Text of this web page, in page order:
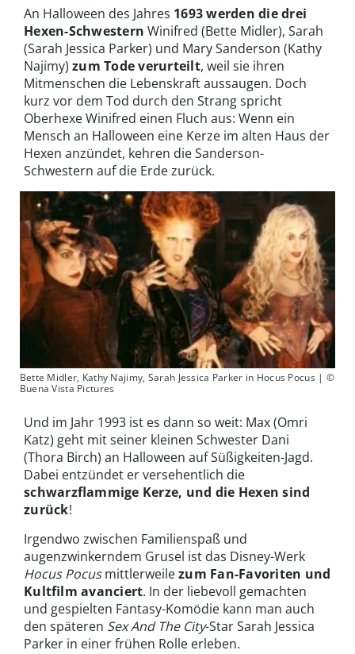
An Halloween des Jahres 1693 werden die drei
Hexen-Schwestern Winifred (Bette Midler), Sarah
(Sarah Jessica Parker) und Mary Sanderson (Kathy
Najimy) zum Tode verurteilt, weil sie ihren
Mitmenschen die Lebenskraft aussaugen. Doch
kurz vor dem Tod durch den Strang spricht
Oberhexe Winifred einen Fluch aus: Wenn ein
Mensch an Halloween eine Kerze im alten Haus der
Hexen anzündet, kehren die Sanderson-
Schwestern auf die Erde zurück.
Bette Midler, Kathy Najimy, Sarah Jessica Parker in Hocus Pocus | ©
Buena Vista Pictures
Und im Jahr 1993 ist es dann so weit: Max (Omri
Katz) geht mit seiner kleinen Schwester Dani
(Thora Birch) an Halloween auf Süßigkeiten-Jagd.
Dabei entzündet er versehentlich die
schwarzflammige Kerze, und die Hexen sind
zurück!
Irgendwo zwischen Familienspaß und
augenzwinkerndem Grusel ist das Disney-Werk
Hocus Pocusmittlerweilezum Fan-Favoriten und
Kultfilm avanciert. In der liebevoll gemachten
und gespielten Fantasy-Komödie kann man auch
den späteren Sex And The City-Star Sarah Jessica
Parker in einer frühen Rolle erleben.